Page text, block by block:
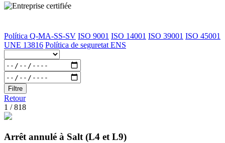
Política Q-MA-SS-SV ISO 9001 ISO 14001 ISO 39001 ISO 45001
UNE 13816 Política de seguretat ENS
Filtre
Retour
1 / 818
Arrêt annulé à Salt (L4 et L9)